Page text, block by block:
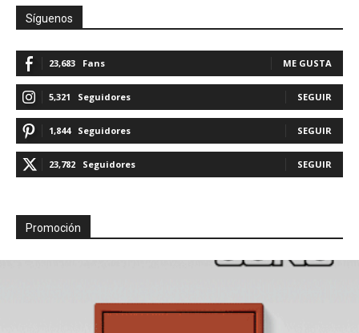
Síguenos
23,683 Fans ME GUSTA
5,321 Seguidores SEGUIR
1,844 Seguidores SEGUIR
23,782 Seguidores SEGUIR
Promoción